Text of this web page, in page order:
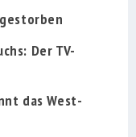
Der TV-
das West-